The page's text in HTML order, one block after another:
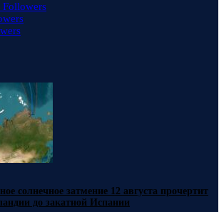
Followers
солнечное затмение 12 августа прочертит
до закатной Испании